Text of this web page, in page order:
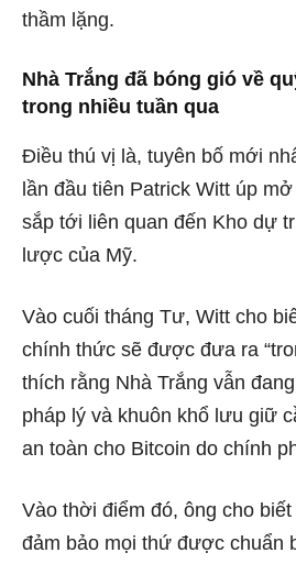
thầm lặng.
Nhà Trắng đã bóng gió về
trong nhiều tuần qua
Điều thú vị là, tuyên bố mới
lần đầu tiên Patrick Witt úp
sắp tới liên quan đến Kho dự
lược của Mỹ.
Vào cuối tháng Tư, Witt cho
chính thức sẽ được đưa ra
thích rằng Nhà Trắng vẫn
pháp lý và khuôn khổ lưu giữ
an toàn cho Bitcoin do chính
Vào thời điểm đó, ông cho
đảm bảo mọi thứ được chuẩn